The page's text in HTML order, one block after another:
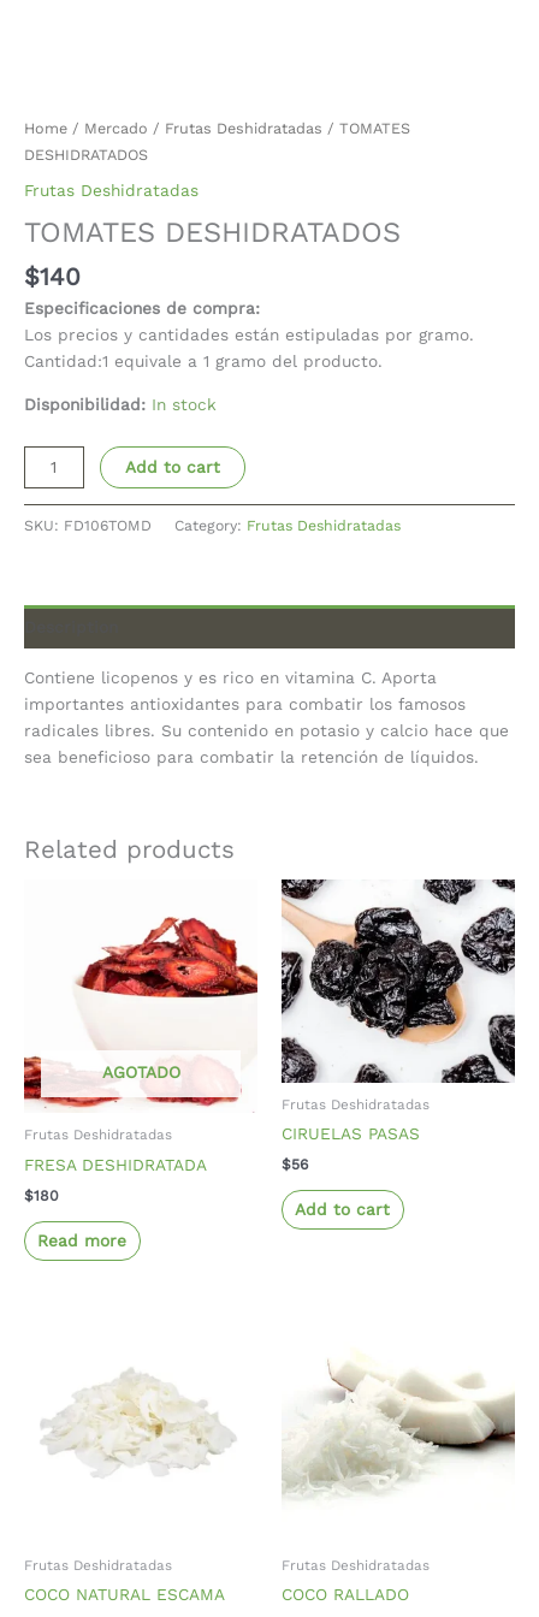
Home / Mercado / Frutas Deshidratadas / TOMATES
DESHIDRATADOS
Frutas Deshidratadas
TOMATES DESHIDRATADOS
$140
Especificaciones de compra:
Los precios y cantidades están estipuladas por gramo.
Cantidad:1 equivale a 1 gramo del producto.
Disponibilidad: In stock
Add to cart
SKU: FD106TOMD Category: Frutas Deshidratadas
Contiene licopenos y es rico en vitamina C. Aporta
importantes antioxidantes para combatir los famosos
radicales libres. Su contenido en potasio y calcio hace que
sea beneficioso para combatir la retención de líquidos.
Related products
AGOTADO
Frutas Deshidratadas
FRESA DESHIDRATADA
$180
Read more
Frutas Deshidratadas
CIRUELAS PASAS
$56
Add to cart
Frutas Deshidratadas
COCO NATURAL ESCAMA
Frutas Deshidratadas
COCO RALLADO